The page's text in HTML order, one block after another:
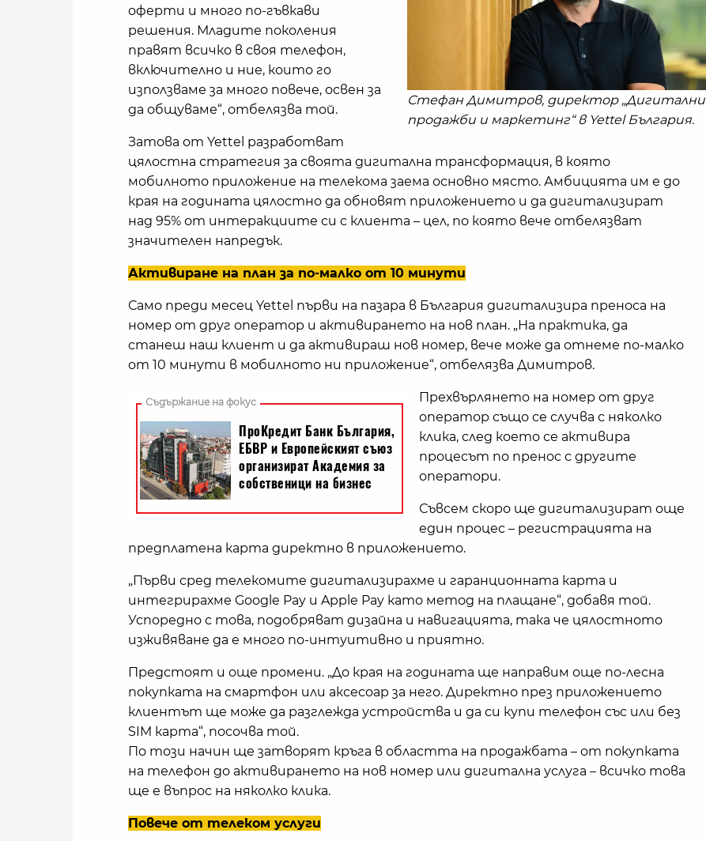
Стефан Димитров, директор „Дигитални
продажби и маркетинг“ в Yettel България.
оферти и много по-гъвкави
решения. Младите поколения
правят всичко в своя телефон,
включително и ние, които го
използваме за много повече, освен за
да общуваме“, отбелязва той.
Затова от Yettel разработват
цялостна стратегия за своята дигитална трансформация, в която
мобилното приложение на телекома заема основно място. Амбицията им е до
края на годината цялостно да обновят приложението и да дигитализират
над 95% от интеракциите си с клиента – цел, по която вече отбелязват
значителен напредък.
Активиране на план за по-малко от 10 минути
Само преди месец Yettel първи на пазара в България дигитализира преноса на
номер от друг оператор и активирането на нов план. „На практика, да
станеш наш клиент и да активираш нов номер, вече може да отнеме по-малко
от 10 минути в мобилното ни приложение“, отбелязва Димитров.
Прехвърлянето на номер от друг
оператор също се случва с няколко
клика, след което се активира
процесът по пренос с другите
оператори.
Съвсем скоро ще дигитализират още
един процес – регистрацията на
предплатена карта директно в приложението.
„Първи сред телекомите дигитализирахме и гаранционната карта и
интегрирахме Google Pay и Apple Pay като метод на плащане“, добавя той.
Успоредно с това, подобряват дизайна и навигацията, така че цялостното
изживяване да е много по-интуитивно и приятно.
Предстоят и още промени. „До края на годината ще направим още по-лесна
покупката на смартфон или аксесоар за него. Директно през приложението
клиентът ще може да разглежда устройства и да си купи телефон със или без
SIM карта“, посочва той.
По този начин ще затворят кръга в областта на продажбата – от покупката
на телефон до активирането на нов номер или дигитална услуга – всичко това
ще е въпрос на няколко клика.
Повече от телеком услуги